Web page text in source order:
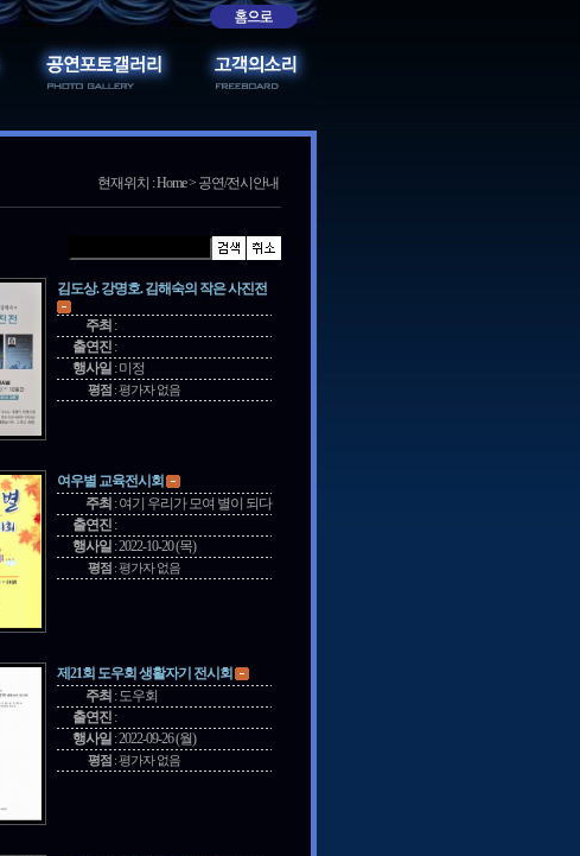
현재위치 : Home > 공연/전시안내
김도상. 강명호. 김해숙의 작은 사진전
주최 :
출연진 :
행사일 :미정
평점 :평가자 없음
여우별 교육전시회
주최 :여기 우리가 모여 별이 되다
출연진 :
행사일 :2022-10-20 (목)
평점 :평가자 없음
제21회 도우회 생활자기 전시회
주최 :도우회
출연진 :
행사일 :2022-09-26 (월)
평점 :평가자 없음